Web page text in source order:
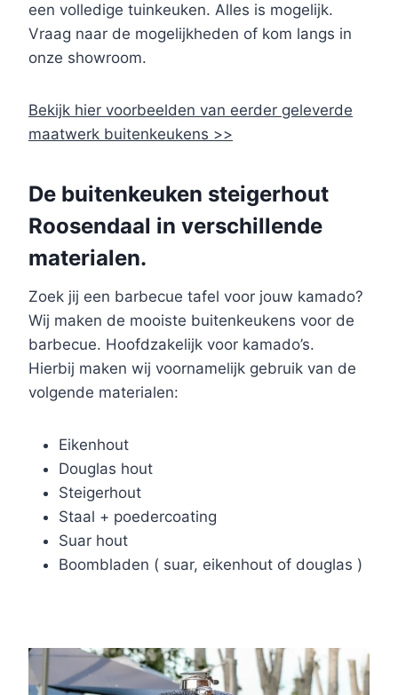
een volledige tuinkeuken. Alles is mogelijk.
Vraag naar de mogelijkheden of kom langs in
onze showroom.
Bekijk hier voorbeelden van eerder geleverde
maatwerk buitenkeukens >>
De buitenkeuken steigerhout
Roosendaal in verschillende
materialen.
Zoek jij een barbecue tafel voor jouw kamado?
Wij maken de mooiste buitenkeukens voor de
barbecue. Hoofdzakelijk voor kamado’s.
Hierbij maken wij voornamelijk gebruik van de
volgende materialen:
Eikenhout
Douglas hout
Steigerhout
Staal + poedercoating
Suar hout
Boombladen ( suar, eikenhout of douglas )